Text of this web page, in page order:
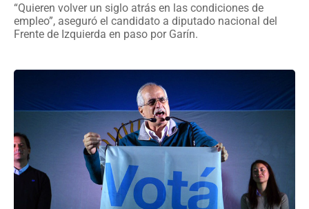
“Quieren volver un siglo atrás en las condiciones de
empleo”, aseguró el candidato a diputado nacional del
Frente de Izquierda en paso por Garín.